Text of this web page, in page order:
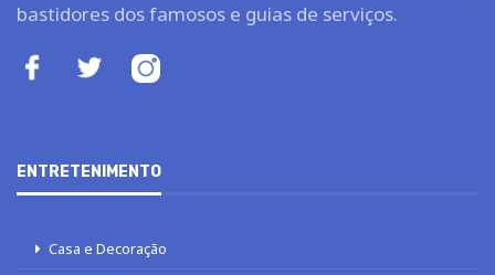
bastidores dos famosos e guias de serviços.
ENTRETENIMENTO
Casa e Decoração